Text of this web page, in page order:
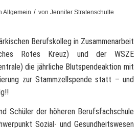
Allgemein / vonJennifer Stratenschulte
Berufskolleg in Zusammenarbeit
Rotes Kreuz) und der WSZE
die jährliche Blutspendeaktion mit
zur Stammzellspende statt – und
Schüler der höheren Berufsfachschule
Sozial- und Gesundheitswesen